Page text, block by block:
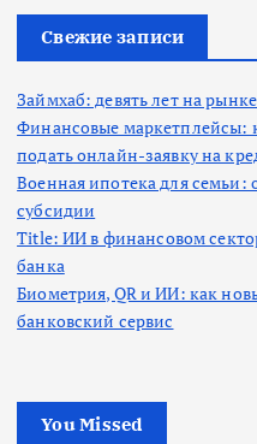
Свежие записи
Займхаб: девять лет на
Финансовые маркетплейсы:
подать онлайн-заявку на
Военная ипотека для семьи:
субсидии
Title: ИИ в финансовом
банка
Биометрия, QR и ИИ: как
банковский сервис
You Missed